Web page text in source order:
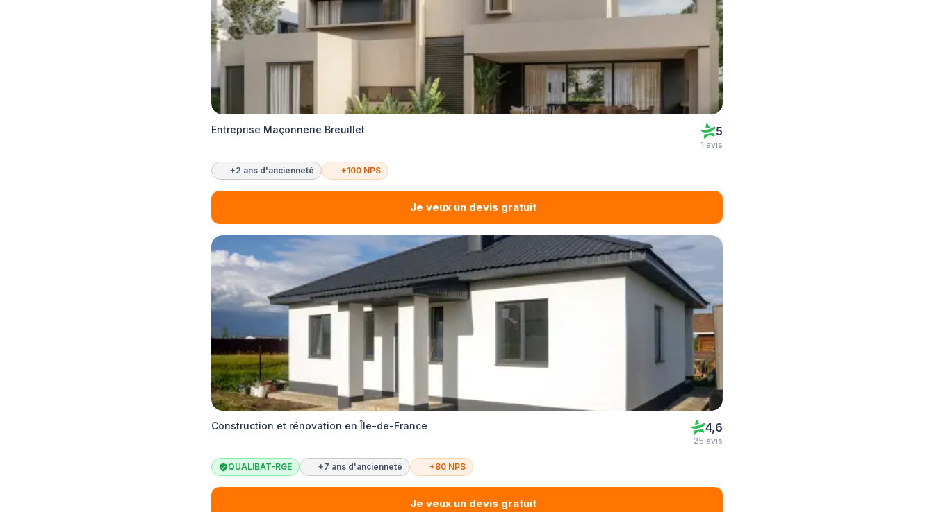
Entreprise Maçonnerie Breuillet 5
1 avis
+2 ans d'ancienneté +100 NPS
Je veux un devis gratuit
Construction et rénovation en Île-de-France 4,6
25 avis
QUALIBAT-RGE +7 ans d'ancienneté +80 NPS
Je veux un devis gratuit